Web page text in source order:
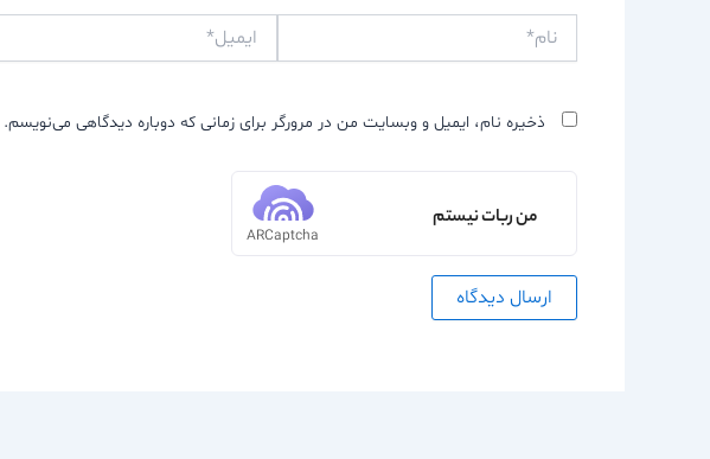
ذخیره نام، ایمیل و وبسایت من در مرورگر برای زمانی که دوباره دیدگاهی می‌نویسم.
من ربات نیستم
ARCaptcha